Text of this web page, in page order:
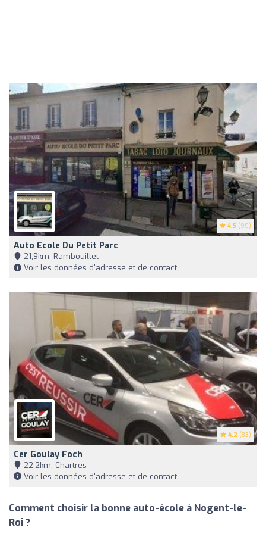
4.5 (99)
Auto Ecole Du Petit Parc
21,9km, Rambouillet
Voir les données d'adresse et de contact
4.2 (33)
Cer Goulay Foch
22,2km, Chartres
Voir les données d'adresse et de contact
Comment choisir la bonne auto-école à Nogent-le-
Roi ?